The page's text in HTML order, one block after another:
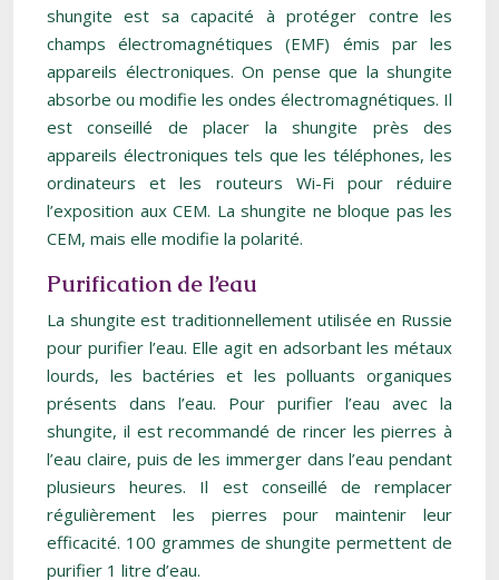
shungite est sa capacité à protéger contre les
champs électromagnétiques (EMF) émis par les
appareils électroniques. On pense que la shungite
absorbe ou modifie les ondes électromagnétiques. Il
est conseillé de placer la shungite près des
appareils électroniques tels que les téléphones, les
ordinateurs et les routeurs Wi-Fi pour réduire
l’exposition aux CEM. La shungite ne bloque pas les
CEM, mais elle modifie la polarité.
Purification de l’eau
La shungite est traditionnellement utilisée en Russie
pour purifier l’eau. Elle agit en adsorbant les métaux
lourds, les bactéries et les polluants organiques
présents dans l’eau. Pour purifier l’eau avec la
shungite, il est recommandé de rincer les pierres à
l’eau claire, puis de les immerger dans l’eau pendant
plusieurs heures. Il est conseillé de remplacer
régulièrement les pierres pour maintenir leur
efficacité. 100 grammes de shungite permettent de
purifier 1 litre d’eau.